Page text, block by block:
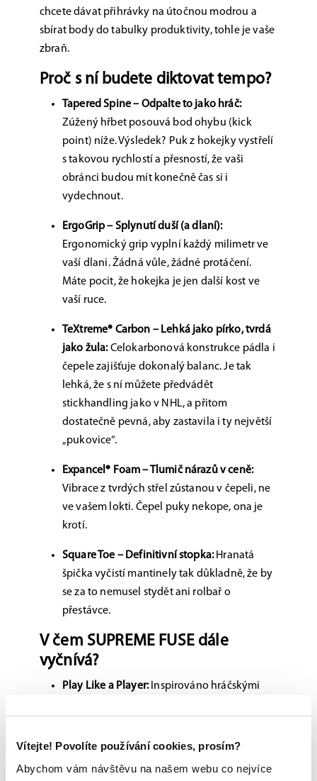
Vítejte! Povolíte používání cookies, prosím?
Abychom vám návštěvu na našem webu co nejvíce
chcete dávat přihrávky na útočnou modrou a
sbírat body do tabulky produktivity, tohle je vaše
zbraň.
Proč s ní budete diktovat tempo?
Tapered Spine – Odpalte to jako hráč:
Zúžený hřbet posouvá bod ohybu (kick
point) níže. Výsledek? Puk z hokejky vystřelí
s takovou rychlostí a přesností, že vaši
obránci budou mít konečně čas si i
vydechnout.
ErgoGrip – Splynutí duší (a dlaní):
Ergonomický grip vyplní každý milimetr ve
vaší dlani. Žádná vůle, žádné protáčení.
Máte pocit, že hokejka je jen další kost ve
vaší ruce.
TeXtreme® Carbon – Lehká jako pírko, tvrdá
jako žula:Celokarbonová konstrukce pádla i
čepele zajišťuje dokonalý balanc. Je tak
lehká, že s ní můžete předvádět
stickhandling jako v NHL, a přitom
dostatečně pevná, aby zastavila i ty největší
„pukovice“.
Expancel® Foam – Tlumič nárazů v ceně:
Vibrace z tvrdých střel zůstanou v čepeli, ne
ve vašem lokti. Čepel puky nekope, ona je
krotí.
Square Toe – Definitivní stopka:Hranatá
špička vyčistí mantinely tak důkladně, že by
se za to nemusel stydět ani rolbař o
přestávce.
V čem SUPREME FUSE dále
vyčnívá?
Play Like a Player:Inspirováno hráčskými
tam, kde je to potřeba, a zvyšuje odolnost
tam, kde to potřebujete.